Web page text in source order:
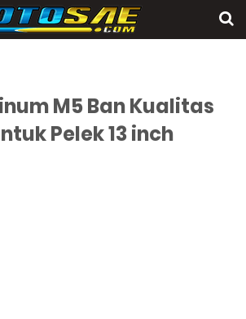
M5 Ban Kualitas
Pelek 13 inch